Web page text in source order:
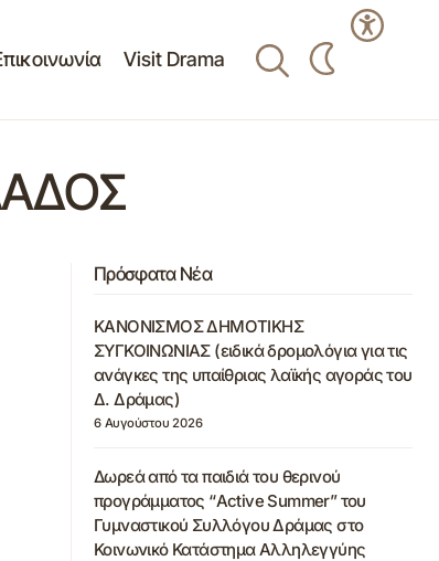
Visit Drama
Πρόσφατα Νέα
ΚΑΝΟΝΙΣΜΟΣ ΔΗΜΟΤΙΚΗΣ
ΣΥΓΚΟΙΝΩΝΙΑΣ (ειδικά δρομολόγια για τις
ανάγκες της υπαίθριας λαϊκής αγοράς του
Δ. Δράμας)
6 Αυγούστου 2026
Δωρεά από τα παιδιά του θερινού
προγράμματος “Active Summer” του
Γυμναστικού Συλλόγου Δράμας στο
Κοινωνικό Κατάστημα Αλληλεγγύης